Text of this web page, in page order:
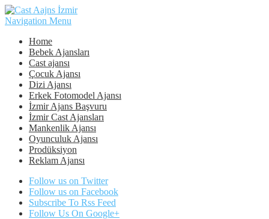
Navigation Menu
Home
Bebek Ajansları
Cast ajansı
Çocuk Ajansı
Dizi Ajansı
Erkek Fotomodel Ajansı
İzmir Ajans Başvuru
İzmir Cast Ajansları
Mankenlik Ajansı
Oyunculuk Ajansı
Prodüksiyon
Reklam Ajansı
Follow us on Twitter
Follow us on Facebook
Subscribe To Rss Feed
Follow Us On Google+